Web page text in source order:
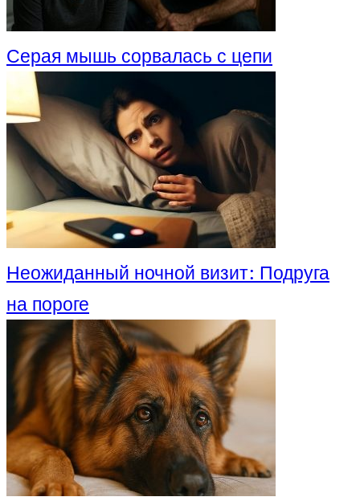
Серая мышь сорвалась с цепи
Неожиданный ночной визит: Подруга
на пороге